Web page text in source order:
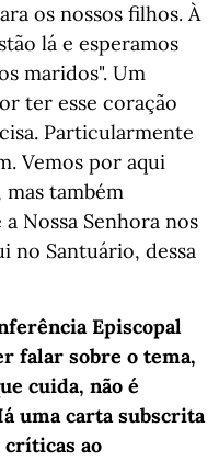
os nossos filhos. À
lá e esperamos
maridos". Um
ter esse coração
Particularmente
Vemos por aqui
também
Nossa Senhora nos
no Santuário, dessa
Episcopal
falar sobre o tema,
cuida, não é
uma carta subscrita
críticas ao